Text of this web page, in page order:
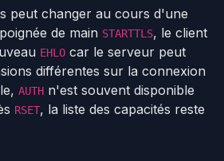
peut changer au cours d'une
de main STARTTLS, le client
EHLO car le serveur peut
différentes sur la connexion
AUTH n'est souvent disponible
RSET, la liste des capacités reste